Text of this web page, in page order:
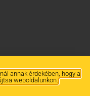
annak érdekében, hogy a
weboldalunkon.